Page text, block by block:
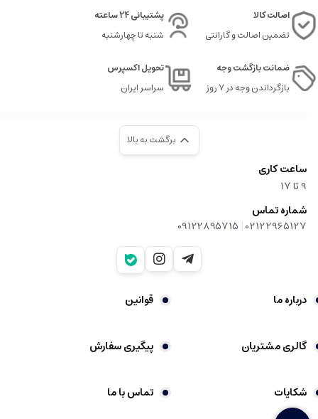
اصالت کالا
تضمین اصالت و گارانتی
پشتیبانی 24 ساعته
شنبه تا چهارشنبه
ضمانت بازگشت وجه
بازگرداندن وجه در ۷ روز
تحویل اکسپرس
سراسر ایران
برگشت به بالا
ساعت کاری
9‌ تا ۱۷
شماره تماس
02122965127
|
09122895715
درباره ما قوانین
گالری مشتریان پیگیری سفارش
شکایات تماس با ما